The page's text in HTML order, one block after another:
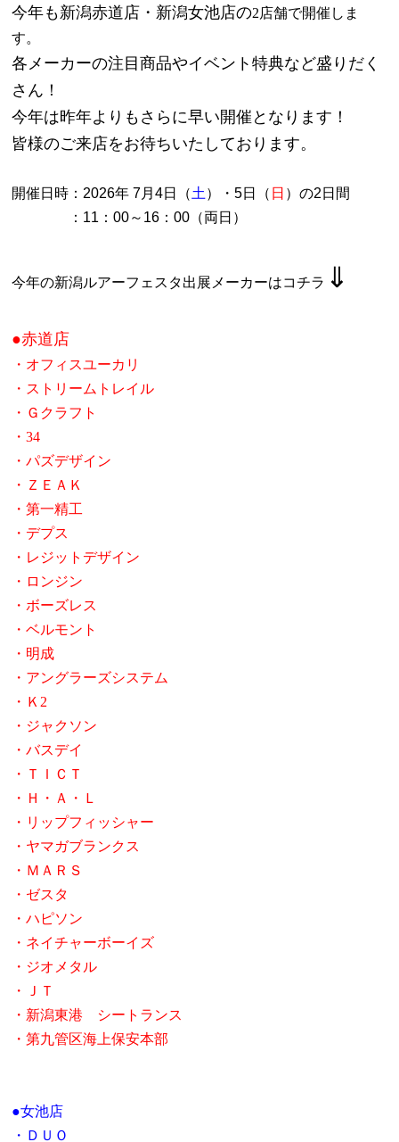
今年も新潟赤道店・新潟女池店の2店舗で開催しま
す。
各メーカーの注目商品やイベント特典など盛りだく
さん！
今年は昨年よりもさらに早い開催となります！
皆様のご来店をお待ちいたしております。
開催日時： 2026年 7月4日（土 ） ・5日（ 日 ）の2 日間
： 11 ：00～ 16 ：00 （両日）
今年の新潟ルアーフェスタ出展メーカーはコチラ ⇓
●赤道店
・オフィスユーカリ
・ストリームトレイル
・Ｇクラフト
・34
・パズデザイン
・ＺＥＡＫ
・第一精工
・デプス
・レジットデザイン
・ロンジン
・ボーズレス
・ベルモント
・明成
・アングラーズシステム
・Ｋ 2
・ジャクソン
・バスデイ
・ＴＩＣＴ
・Ｈ・Ａ・Ｌ
・リップフィッシャー
・ヤマガブランクス
・ＭＡＲＳ
・ゼスタ
・ハピソン
・ネイチャーボーイズ
・ジオメタル
・ＪＴ
・新潟東港 シートランス
・第九管区海上保安本部
●女池店
・ＤＵＯ